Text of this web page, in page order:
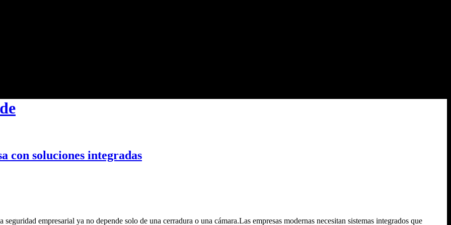
con soluciones integradas
empresarial ya no depende solo de una cerradura o una cámara.Las empresas modernas necesitan sistemas integrados que